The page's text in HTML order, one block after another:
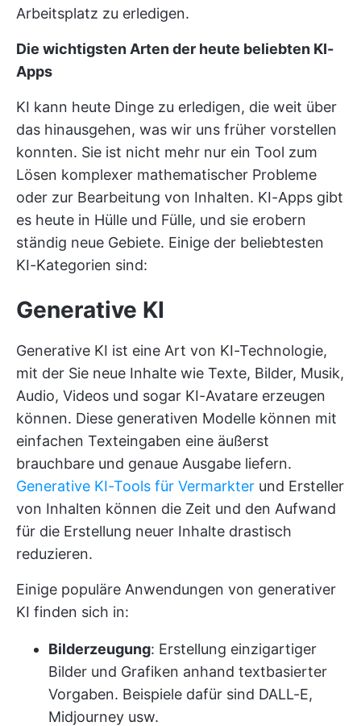
Arbeitsplatz zu erledigen.
Die wichtigsten Arten der heute beliebten KI-
Apps
KI kann heute Dinge zu erledigen, die weit über
das hinausgehen, was wir uns früher vorstellen
konnten. Sie ist nicht mehr nur ein Tool zum
Lösen komplexer mathematischer Probleme
oder zur Bearbeitung von Inhalten. KI-Apps gibt
es heute in Hülle und Fülle, und sie erobern
ständig neue Gebiete. Einige der beliebtesten
KI-Kategorien sind:
Generative KI
Generative KI ist eine Art von KI-Technologie,
mit der Sie neue Inhalte wie Texte, Bilder, Musik,
Audio, Videos und sogar KI-Avatare erzeugen
können. Diese generativen Modelle können mit
einfachen Texteingaben eine äußerst
brauchbare und genaue Ausgabe liefern.
Generative KI-Tools für Vermarkter und Ersteller
von Inhalten können die Zeit und den Aufwand
für die Erstellung neuer Inhalte drastisch
reduzieren.
Einige populäre Anwendungen von generativer
KI finden sich in:
Bilderzeugung: Erstellung einzigartiger
Bilder und Grafiken anhand textbasierter
Vorgaben. Beispiele dafür sind DALL-E,
Midjourney usw.